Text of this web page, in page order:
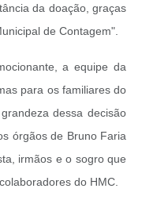
da doação, graças
de Contagem".
a equipe da
para os familiares do
dessa decisão
órgãos de Bruno Faria
irmãos e o sogro que
do HMC.